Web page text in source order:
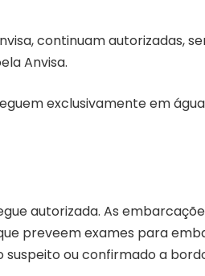
continuam autorizadas,
Anvisa.
exclusivamente em
autorizada. As
preveem exames para
ou confirmado a